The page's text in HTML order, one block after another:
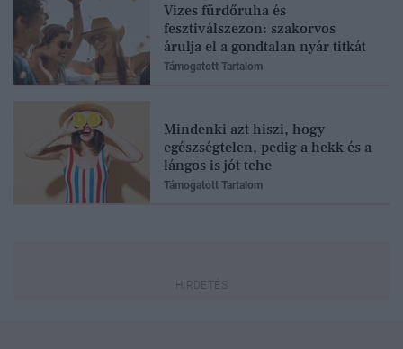
Vizes fürdőruha és
fesztiválszezon: szakorvos
árulja el a gondtalan nyár titkát
Támogatott Tartalom
Mindenki azt hiszi, hogy
egészségtelen, pedig a hekk és a
lángos is jót tehe
Támogatott Tartalom